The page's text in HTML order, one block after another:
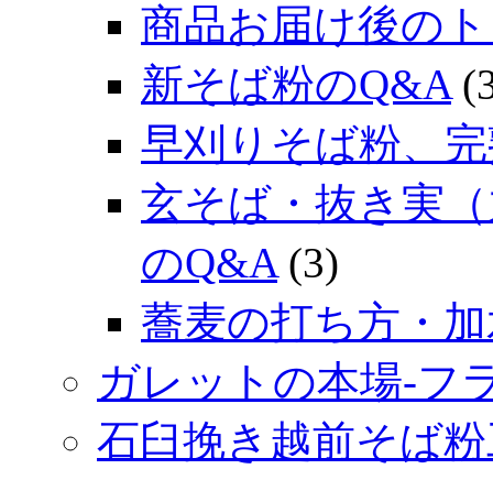
商品お届け後の
新そば粉のQ&A
早刈りそば粉、
玄そば・抜き実
のQ&A(3)
蕎麦の打ち方・
ガレットの本場‐フ
石臼挽き越前そば